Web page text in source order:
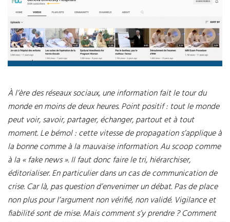
À l’ère des réseaux sociaux, une information fait le tour du
monde en moins de deux heures. Point positif : tout le monde
peut voir, savoir, partager, échanger, partout et à tout
moment. Le bémol : cette vitesse de propagation s’applique à
la bonne comme à la mauvaise information. Au scoop comme
à la « fake news ». Il faut donc faire le tri, hiérarchiser,
éditorialiser. En particulier dans un cas de communication de
crise. Car là, pas question d’envenimer un débat. Pas de place
non plus pour l’argument non vérifié, non validé. Vigilance et
fiabilité sont de mise. Mais comment s’y prendre ? Comment